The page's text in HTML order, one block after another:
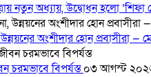
নতুন অধ্যায়, উদ্বোধন হলো ‘শিফা
অংশীদার হোন প্রবাসীরা —
চরমভাবে বিপর্যস্ত০৩ আগস্ট